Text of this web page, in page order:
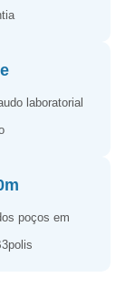
laboratorial
poços em